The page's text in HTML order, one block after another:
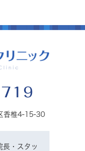
香椎4-15-30
長・スタッ